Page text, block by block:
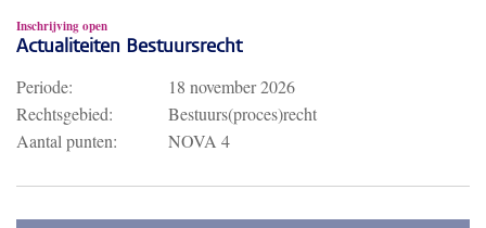
Inschrijving open
Actualiteiten Bestuursrecht
Periode:
18 november 2026
Rechtsgebied:
Bestuurs(proces)recht
Aantal punten:
NOVA 4